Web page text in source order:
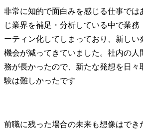
非常に知的で面白みを感じる仕事では
じ業界を補足・分析している中で業
ーティン化してしまっており、新しい
機会が減ってきていました。社内の人
務が長かったので、新たな発想を日々
験は難しかったです
前職に残った場合の未来も想像はでき